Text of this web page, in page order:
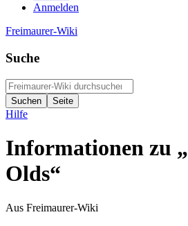
Anmelden
Freimaurer-Wiki
Suche
Hilfe
Informationen zu
Olds“
Aus Freimaurer-Wiki